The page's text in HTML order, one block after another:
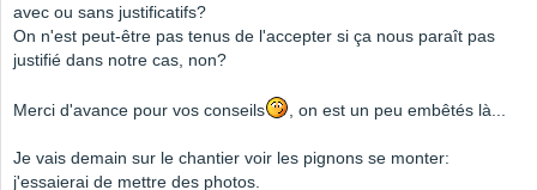
avec ou sans justificatifs?
On n'est peut-être pas tenus de l'accepter si ça nous paraît pas
justifié dans notre cas, non?
Merci d'avance pour vos conseils , on est un peu embêtés là...
Je vais demain sur le chantier voir les pignons se monter:
j'essaierai de mettre des photos.